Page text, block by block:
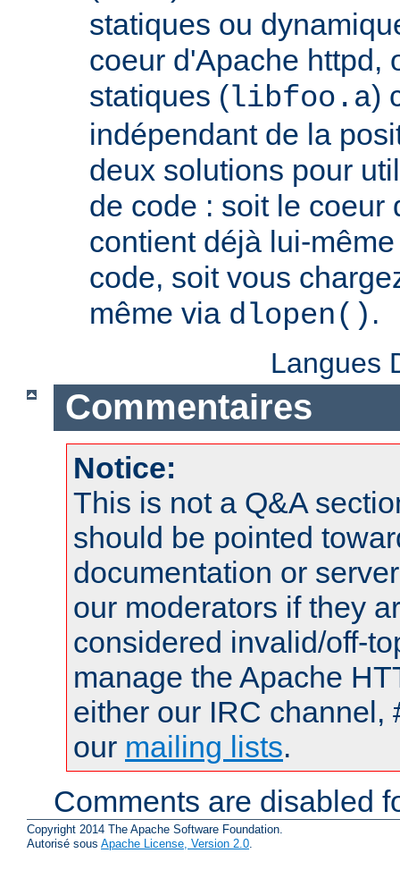
statiques ou
coeur d'Apache httpd,
statiques (libfoo.a)
indépendant de la
deux solutions pour
de code : soit le coeur
contient déjà lui-
code, soit vous
même via dlopen() .
Langues
Commentaires
Notice:
This is not a Q&A
should be pointed
documentation or
our moderators if they
considered invalid/off-
manage the Apache
either our IRC channel,
our mailing lists.
Comments are disabled
Copyright 2014 The Apache Software Foundation.
Autorisé sous Apache License, Version 2.0